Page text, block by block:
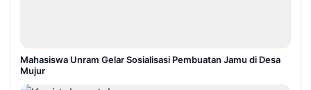
Mahasiswa Unram Gelar Sosialisasi Pembuatan Jamu di Desa
Mujur